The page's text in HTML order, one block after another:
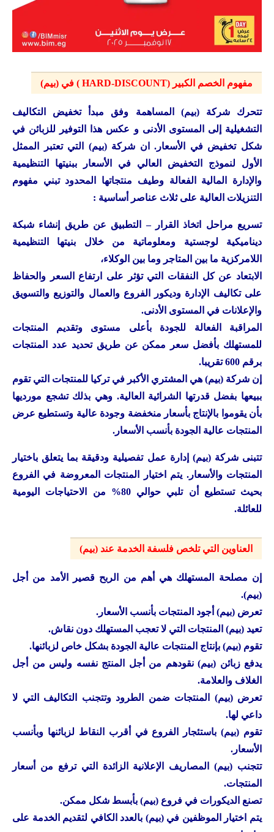
مفهوم الخصم الكبير (HARD-DISCOUNT ) في (بيم)
تتحرك شركة (بيم) المساهمة وفق مبدأ تخفيض التكاليف
التشغيلية إلى المستوى الأدنى و عكس هذا التوفير للزبائن في
شكل تخفيض في الأسعار. ان شركة (بيم) التي تعتبر الممثل
الأول لنموذج التخفيض العالي في الأسعار ببنيتها التنظيمية
والإدارة المالية الفعالة وطيف منتجاتها المحدود تبني مفهوم
التنزيلات العالية على ثلاث عناصر أساسية :
تسريع مراحل اتخاذ القرار – التطبيق عن طريق إنشاء شبكة
ديناميكية لوجستية ومعلوماتية من خلال بنيتها التنظيمية
اللامركزية ما بين المتاجر وما بين الوكلاء،
الابتعاد عن كل النفقات التي تؤثر على ارتفاع السعر والحفاظ
على تكاليف الإدارة وديكور الفروع والعمال والتوزيع والتسويق
والإعلانات في المستوى الأدنى.
المراقبة الفعالة للجودة بأعلى مستوى وتقديم المنتجات
للمستهلك بأفضل سعر ممكن عن طريق تحديد عدد المنتجات
برقم 600 تقريبا.
إن شركة (بيم) هي المشتري الأكبر في تركيا للمنتجات التي تقوم
ببيعها بفضل قدرتها الشرائية العالية. وهي بذلك تشجع مورديها
بأن يقوموا بالإنتاج بأسعار منخفضة وجودة عالية وتستطيع عرض
المنتجات عالية الجودة بأنسب الأسعار.
تتبنى شركة (بيم) إدارة عمل تفصيلية ودقيقة بما يتعلق باختيار
المنتجات والأسعار. يتم اختيار المنتجات المعروضة في الفروع
بحيث تستطيع أن تلبي حوالي 80% من الاحتياجات اليومية
للعائلة.
العناوين التي تلخص فلسفة الخدمة عند (بيم)
إن مصلحة المستهلك هي أهم من الربح قصير الأمد من أجل
(بيم).
تعرض (بيم) أجود المنتجات بأنسب الأسعار.
تعيد (بيم) المنتجات التي لا تعجب المستهلك دون نقاش.
تقوم (بيم) بإنتاج المنتجات عالية الجودة بشكل خاص لزبائنها.
يدفع زبائن (بيم) نقودهم من أجل المنتج نفسه وليس من أجل
الغلاف والعلامة.
تعرض (بيم) المنتجات ضمن الطرود وتتجنب التكاليف التي لا
داعي لها.
تقوم (بيم) باستئجار الفروع في أقرب النقاط لزبائنها وبأنسب
الأسعار.
تتجنب (بيم) المصاريف الإعلانية الزائدة التي ترفع من أسعار
المنتجات.
تصنع الديكورات في فروع (بيم) بأبسط شكل ممكن.
يتم اختيار الموظفين في (بيم) بالعدد الكافي لتقديم الخدمة على